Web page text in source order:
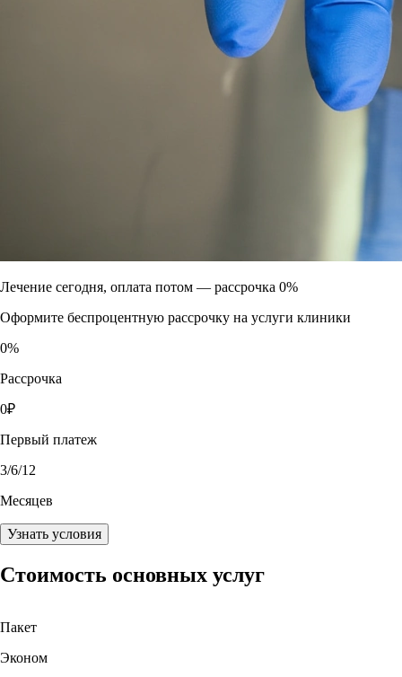
Лечение сегодня, оплата потом — рассрочка 0%
Оформите беспроцентную рассрочку на услуги клиники
0%
Рассрочка
0₽
Первый платеж
3/6/12
Месяцев
Узнать условия
Стоимость основных услуг
Пакет
Эконом